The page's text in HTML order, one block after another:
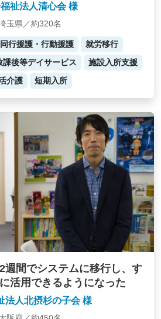
祉法人清心会 様
玉県／約320名
同行援護・行動援護
就労移行
課後等デイサービス
施設入所支援
介護
短期入所
週間でシステムに移行し、す
活用できるようになった
法人北摂杉の子会 様